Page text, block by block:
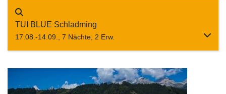
TUI BLUE Schladming
17.08.-14.09., 7 Nächte, 2 Erw.